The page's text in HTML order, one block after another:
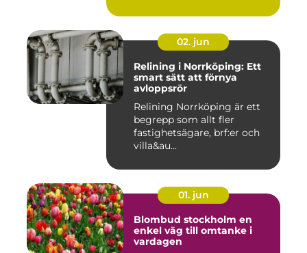
02. jun
Relining i Norrköping: Ett
smart sätt att förnya
avloppsrör
Relining Norrköping är ett
begrepp som allt fler
fastighetsägare, brf:er och
villa&au...
01. jun
Blombud stockholm en
enkel väg till omtanke i
vardagen